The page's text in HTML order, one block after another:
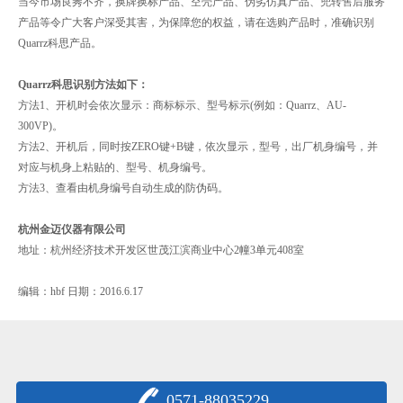
产品等令广大客户深受其害，为保障您的权益，请在选购产品时，准确识别
Quarrz科思产品。
Quarrz科思识别方法如下：
方法1、开机时会依次显示：商标标示、型号标示(例如：Quarrz、AU-
300VP)。
方法2、开机后，同时按ZERO键+B键，依次显示，型号，出厂机身编号，并
对应与机身上粘贴的、型号、机身编号。
方法3、查看由机身编号自动生成的防伪码。
杭州金迈仪器有限公司
地址：杭州经济技术开发区世茂江滨商业中心2幢3单元408室
编辑：hbf 日期：2016.6.17